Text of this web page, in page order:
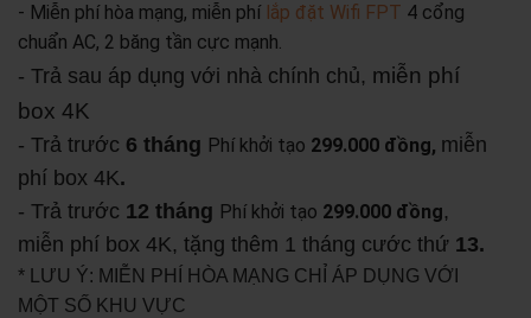
- Miễn phí hòa mạng, miễn phí lắp đặt Wifi FPT 4 cổng
chuẩn AC, 2 băng tần cực mạnh.
- Trả sau áp dụng với nhà chính chủ, miễn phí
box 4K
- Trả trước 6 tháng Phí khởi tạo 299.000 đồng, miễn
phí box 4K.
- Trả trước 12 tháng Phí khởi tạo 299.000 đồng,
miễn phí box 4K, tặng thêm 1 tháng cước thứ 13.
* LƯU Ý: MIỄN PHÍ HÒA MẠNG CHỈ ÁP DỤNG VỚI
MỘT SỐ KHU VỰC